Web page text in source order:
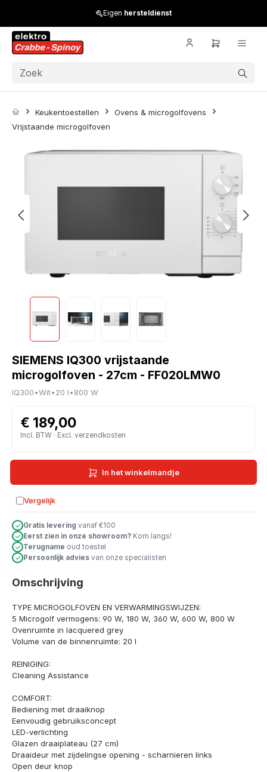
Eigen hersteldienst
Keukentoestellen
Ovens & microgolfovens
Vrijstaande microgolfoven
Skip image gallery
SIEMENS IQ300 vrijstaande
microgolfoven - 27cm - FF020LMW0
IQ300•Wit•20 l•800 W
€ 189,00
Incl. BTW · Excl. verzendkosten
In het winkelmandje
Vergelijk
Toevoegen aan vergelijking
Gratis levering vanaf €100
Eerst zien in onze showroom? Kom langs!
Terugname oud toestel
Persoonlijk advies van onze specialisten
Omschrijving
TYPE MICROGOLFOVEN EN VERWARMINGSWIJZEN:
5 Microgolf vermogens: 90 W, 180 W, 360 W, 600 W, 800 W
Ovenruimte in lacquered grey
Volume van de binnenruimte: 20 l
REINIGING:
Cleaning Assistance
COMFORT:
Bediening met draaiknop
Eenvoudig gebruiksconcept
LED-verlichting
Glazen draaiplateau (27 cm)
Draaideur met zijdelingse opening - scharnieren links
Open deur knop